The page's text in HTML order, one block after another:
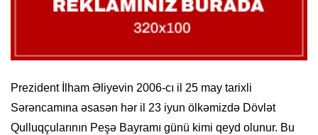
Prezident İlham Əliyevin 2006-cı il 25 may tarixli
Sərəncamına əsasən hər il 23 iyun ölkəmizdə Dövlət
Qulluqçularının Peşə Bayramı günü kimi qeyd olunur. Bu